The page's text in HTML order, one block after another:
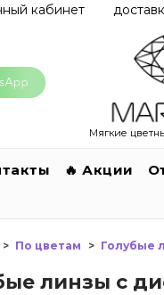
кабинет
Мягкие
🔥 Акции
По цветам Голубые
линзы с